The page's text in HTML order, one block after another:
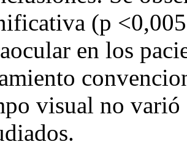
(p
en los
visual no